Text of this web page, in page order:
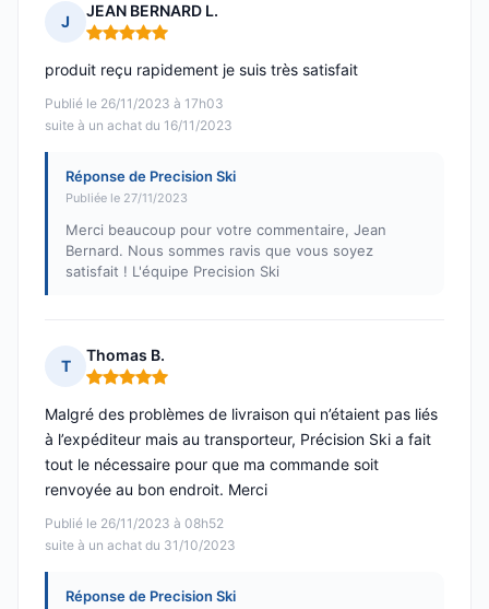
J
JEAN BERNARD L.
Note : 5 sur 5
Publié le 26/11/2023 à 17h03
suite à un achat du 16/11/2023
produit reçu rapidement je suis très satisfait
Réponse de Precision Ski
Publiée le 27/11/2023
Merci beaucoup pour votre commentaire, Jean
Bernard. Nous sommes ravis que vous soyez
satisfait ! L'équipe Precision Ski
T
Thomas B.
Note : 5 sur 5
Publié le 26/11/2023 à 08h52
suite à un achat du 31/10/2023
Malgré des problèmes de livraison qui n’étaient pas liés
à l’expéditeur mais au transporteur, Précision Ski a fait
tout le nécessaire pour que ma commande soit
renvoyée au bon endroit. Merci
Réponse de Precision Ski